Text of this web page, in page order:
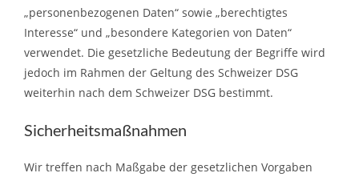
„personenbezogenen Daten“ sowie „berechtigtes
Interesse“ und „besondere Kategorien von Daten“
verwendet. Die gesetzliche Bedeutung der Begriffe wird
jedoch im Rahmen der Geltung des Schweizer DSG
weiterhin nach dem Schweizer DSG bestimmt.
Sicherheitsmaßnahmen
Wir treffen nach Maßgabe der gesetzlichen Vorgaben